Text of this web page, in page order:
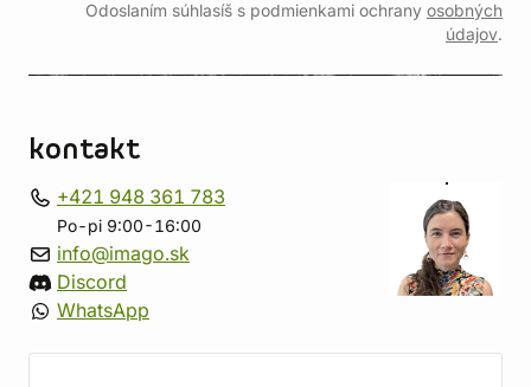
Odoslaním súhlasíš s podmienkami ochrany osobných
údajov.
kontakt
+421 948 361 783
Po-pi 9:00-16:00
info@imago.sk
Discord
WhatsApp